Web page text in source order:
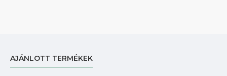
AJÁNLOTT TERMÉKEK